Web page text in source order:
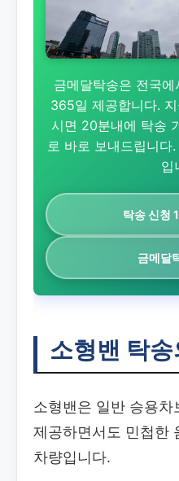
금메달탁송은 전국
365일 제공합니다.
시면 20분내에 탁송
로 바로 보내드립니다
입
탁송 신청
금메달
소형밴 탁송
소형밴은 일반 승용
제공하면서도 민첩한
차량입니다.